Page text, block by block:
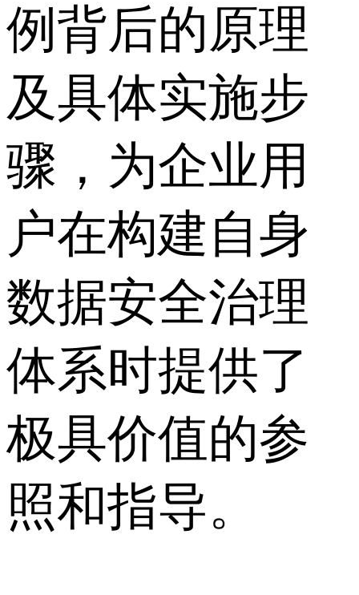
例背后的原理
及具体实施步
骤，为企业用
户在构建自身
数据安全治理
体系时提供了
极具价值的参
照和指导。